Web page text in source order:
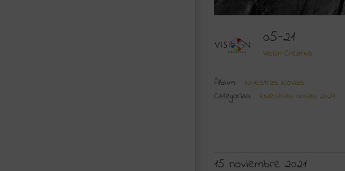
05-21
Visión Creativa
Álbum:
Nuestras Novias
Categorías:
Nuestras novias 2021
15 noviembre 2021